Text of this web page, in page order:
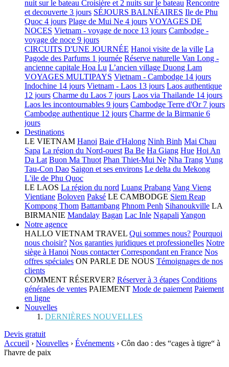
nuit sur le bateau Croisière et 2 nuits sur le bateau Rencontre
et decouverte 3 jours SÉJOURS BALNÉAIRES Ile de Phu
Quoc 4 jours Plage de Mui Ne 4 jours VOYAGES DE
NOCES Vietnam - voyage de noce 13 jours Cambodge -
voyage de noce 9 jours
CIRCUITS D'UNE JOURNÉE Hanoi visite de la ville La
Pagode des Parfums 1 journée Réserve naturelle Van Long -
ancienne capitale Hoa Lu L’ancien village Duong Lam
VOYAGES MULTIPAYS Vietnam - Cambodge 14 jours
Indochine 14 jours Vietnam - Laos 13 jours Laos authentique
12 jours Charme du Laos 7 jours Laos via Thailande 14 jours
Laos les incontournables 9 jours Cambodge Terre d'Or 7 jours
Cambodge authentique 12 jours Charme de la Birmanie 6
jours
Destinations
LE VIETNAM Hanoi Baie d'Halong Ninh Binh Mai Chau
Sapa La région du Nord-ouest Ba Be Ha Giang Hue Hoi An
Da Lat Buon Ma Thuot Phan Thiet-Mui Ne Nha Trang Vung
Tau-Con Dao Saigon et ses environs Le delta du Mekong
L'ile de Phu Quoc
LE LAOS La région du nord Luang Prabang Vang Vieng
Vientiane Boloven Paksé LE CAMBODGE Siem Reap
Kompong Thom Battambang Phnom Penh Sihanoukville LA
BIRMANIE Mandalay Bagan Lac Inle Ngapali Yangon
Notre agence
HALLO VIETNAM TRAVEL Qui sommes nous? Pourquoi
nous choisir? Nos garanties juridiques et professionelles Notre
siège à Hanoi Nous contacter Correspondant en France Nos
offres spéciales ON PARLE DE NOUS Témoignages de nos
clients
COMMENT RÉSERVER? Réserver à 3 étapes Conditions
générales de ventes PAIEMENT Mode de paiement Paiement
en ligne
Nouvelles
DERNIÈRES NOUVELLES
Devis gratuit
Accueil › Nouvelles › Événements › Côn dao : des “cages à tigre“ à
l'havre de paix